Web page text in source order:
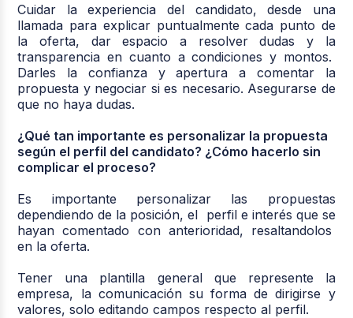
Cuidar la experiencia del candidato, desde una
llamada para explicar puntualmente cada punto de
la oferta, dar espacio a resolver dudas y la
transparencia en cuanto a condiciones y montos.
Darles la confianza y apertura a comentar la
propuesta y negociar si es necesario. Asegurarse de
que no haya dudas.
¿Qué tan importante es personalizar la propuesta
según el perfil del candidato? ¿Cómo hacerlo sin
complicar el proceso?
Es importante personalizar las propuestas
dependiendo de la posición, el perfil e interés que se
hayan comentado con anterioridad, resaltandolos
en la oferta.
Tener una plantilla general que represente la
empresa, la comunicación su forma de dirigirse y
valores, solo editando campos respecto al perfil.